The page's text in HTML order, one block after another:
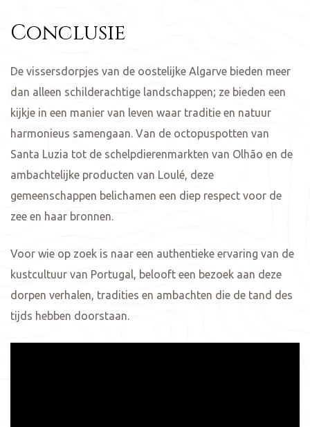
Conclusie
De vissersdorpjes van de oostelijke Algarve bieden meer
dan alleen schilderachtige landschappen; ze bieden een
kijkje in een manier van leven waar traditie en natuur
harmonieus samengaan. Van de octopuspotten van
Santa Luzia tot de schelpdierenmarkten van Olhão en de
ambachtelijke producten van Loulé, deze
gemeenschappen belichamen een diep respect voor de
zee en haar bronnen.
Voor wie op zoek is naar een authentieke ervaring van de
kustcultuur van Portugal, belooft een bezoek aan deze
dorpen verhalen, tradities en ambachten die de tand des
tijds hebben doorstaan.